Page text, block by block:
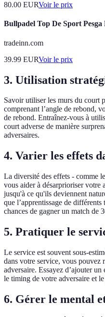
80.00 EURVoir le prix
Bullpadel Top De Sport Pesga
tradeinn.com
39.99 EURVoir le prix
3. Utilisation
Savoir utiliser les murs du court
comprenant l’angle de rebond,
de rebond. Entraînez-vous à
court adverse de manière
adversaires.
4. Varier les effets
La diversité des effets - comme
vous aider à désarprioriser votre
jusqu'à ce qu'ils deviennent
que l’apprentissage de
chances de gagner un match de
5. Pratiquer le
Le service est souvent sous-
dans votre service, vous
adversaire. Essayez d’ajouter
le timing de votre adversaire et
6. Gérer le mental